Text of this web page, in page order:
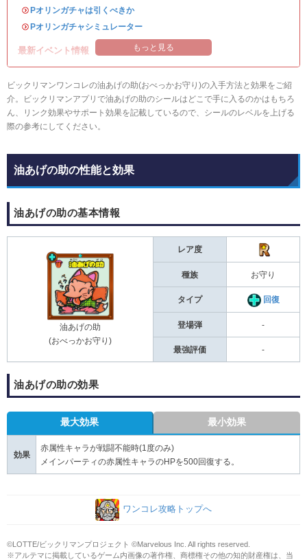
・Pオリンガチャは引くべきか
・Pオリンガチャシミュレーター
最新イベント情報 もっと見る
ビックリマンワンコレの油あげの助(おべっかお守り)の入手方法と効果をご紹
介。ビックリマンアプリで油あげの助のシールはどこで手に入るのかはもちろ
ん、リンク効果やサポート効果を記載しているので、シールのレベルを上げる
際の参考にしてください。
油あげの助の性能と効果
油あげの助の基本情報
油あげの助
(おべっかお守り)
レア度
種族 お守り
タイプ 回復
登場弾 -
最強評価 -
油あげの助の効果
最大効果 最小効果
効果
赤属性キャラが戦闘不能時(1度のみ)
メインパーティの赤属性キャラのHPを500回復する。
ワンコレ攻略トップへ
©LOTTE/ビックリマンプロジェクト ©Marvelous Inc. All rights reserved.
※アルテマに掲載しているゲーム内画像の著作権、商標権その他の知的財産権は、当